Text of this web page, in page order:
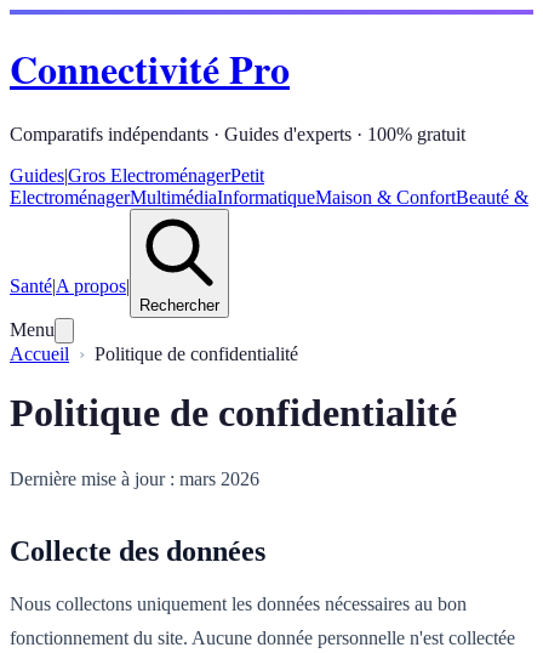
Connectivité Pro
Comparatifs indépendants · Guides d'experts · 100% gratuit
Guides|Gros ElectroménagerPetit
ElectroménagerMultimédiaInformatiqueMaison & ConfortBeauté &
Santé|A propos|
Rechercher
Menu
Accueil
Politique de confidentialité
Politique de confidentialité
Dernière mise à jour : mars 2026
Collecte des données
Nous collectons uniquement les données nécessaires au bon
fonctionnement du site. Aucune donnée personnelle n'est collectée